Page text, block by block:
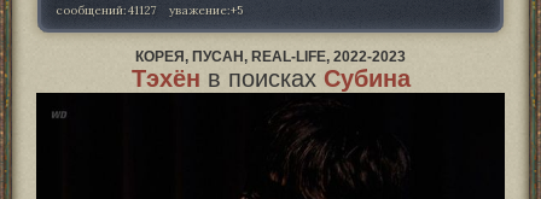
сообщений:41127 уважение:+5
КОРЕЯ, ПУСАН, REAL-LIFE, 2022-2023
Тэхён в поисках Субина